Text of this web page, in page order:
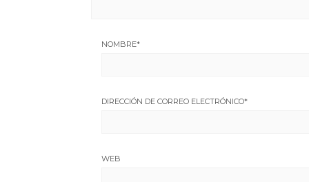
NOMBRE*
DIRECCIÓN DE CORREO ELECTRÓNICO*
WEB